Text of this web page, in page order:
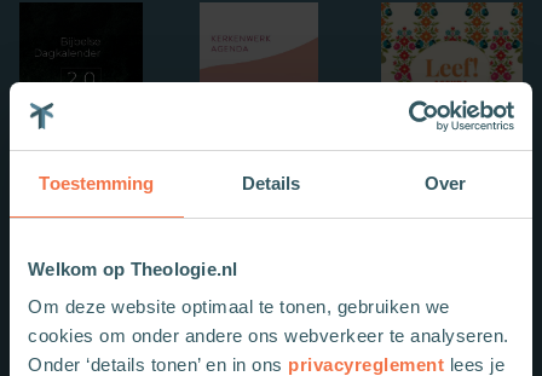
Toestemming Details Over
Welkom op Theologie.nl
Om deze website optimaal te tonen, gebruiken we
cookies om onder andere ons webverkeer te analyseren.
Onder ‘details tonen’ en in ons privacyreglement lees je